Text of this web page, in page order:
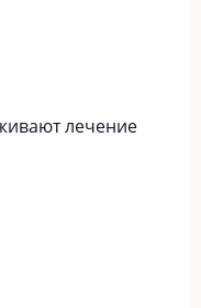
лечение